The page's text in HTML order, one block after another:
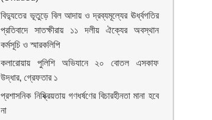
বিদ্যুতের ভূতুড়ে বিল আদায় ও দ্রব্যমূল্যের ঊর্ধ্বগতির
প্রতিবাদে সাতক্ষীরায় ১১ দলীয় ঐক্যের অবস্থান
কর্মসূচি ও স্মারকলিপি
কলারোয়ায় পুলিশি অভিযানে ২০ বোতল এসকাফ
উদ্ধার, গ্রেফতার ১
প্রশাসনিক নিষ্ক্রিয়তায় গণধর্ষণের বিচারহীনতা মানা হবে
না